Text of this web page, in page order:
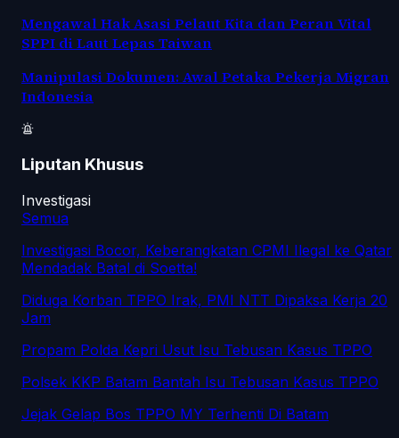
Mengawal Hak Asasi Pelaut Kita dan Peran Vital
SPPI di Laut Lepas Taiwan
Manipulasi Dokumen: Awal Petaka Pekerja Migran
Indonesia
Liputan Khusus
Investigasi
Semua
Investigasi Bocor, Keberangkatan CPMI Ilegal ke Qatar
Mendadak Batal di Soetta!
Diduga Korban TPPO Irak, PMI NTT Dipaksa Kerja 20
Jam
Propam Polda Kepri Usut Isu Tebusan Kasus TPPO
Polsek KKP Batam Bantah Isu Tebusan Kasus TPPO
Jejak Gelap Bos TPPO MY Terhenti Di Batam